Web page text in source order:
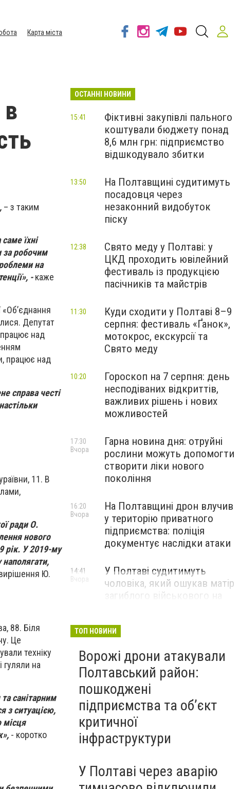
Карта міста
– з таким
їхні
за робочим
на
-каже
«Об’єднання
Депутат
працює над
працює над
справа честі
11. В
ради О.
нового
рік. У 2019-му
Ю.
88. Біля
Це
техніку
гуляли на
санітарним
з ситуацією,
місця
- коротко
ОСТАННІ НОВИНИ
Фіктивні закупівлі пального
коштували бюджету понад
8,6 млн грн: підприємство
відшкодувало збитки
15:41
На Полтавщині судитимуть
посадовця через
незаконний видобуток
піску
13:50
Свято меду у Полтаві: у
ЦКД проходить ювілейний
фестиваль із продукцією
пасічників та майстрів
12:38
Куди сходити у Полтаві 8–9
серпня: фестиваль «Ґанок»,
мотокрос, екскурсії та
Свято меду
11:30
Гороскоп на 7 серпня: день
несподіваних відкриттів,
важливих рішень і нових
можливостей
10:20
Гарна новина дня: отруйні
рослини можуть допомогти
створити ліки нового
покоління
17:30
Вчора
На Полтавщині дрон влучив
у територію приватного
підприємства: поліція
документує наслідки атаки
16:20
Вчора
У Полтаві судитимуть
чоловіка, який ошукав матір
загиблого військового на
14:41
Вчора
ТОП НОВИНИ
Ворожі дрони атакували
Полтавський район:
пошкоджені
підприємства та об’єкт
критичної
інфраструктури
У Полтаві через аварію